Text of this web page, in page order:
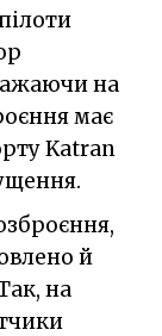
на
має
Katran
й
на